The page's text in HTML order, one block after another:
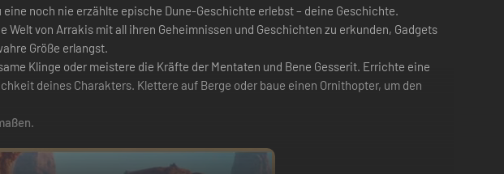
noch nie erzählte epische Dune-Geschichte erlebst – deine Geschichte.
von Arrakis mit all ihren Geheimnissen und Geschichten zu erkunden, Gadgets
Größe erlangst.
Klinge oder meistere die Kräfte der Mentaten und Bene Gesserit. Errichte eine
deines Charakters. Klettere auf Berge oder baue einen Ornithopter, um den